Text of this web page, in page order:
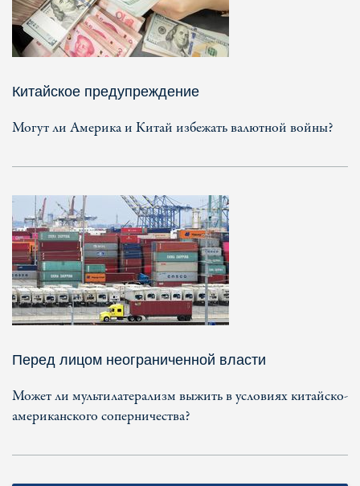
Китайское предупреждение
Могут ли Америка и Китай избежать валютной войны?
Перед лицом неограниченной власти
Может ли мультилатерализм выжить в условиях китайско-
американского соперничества?